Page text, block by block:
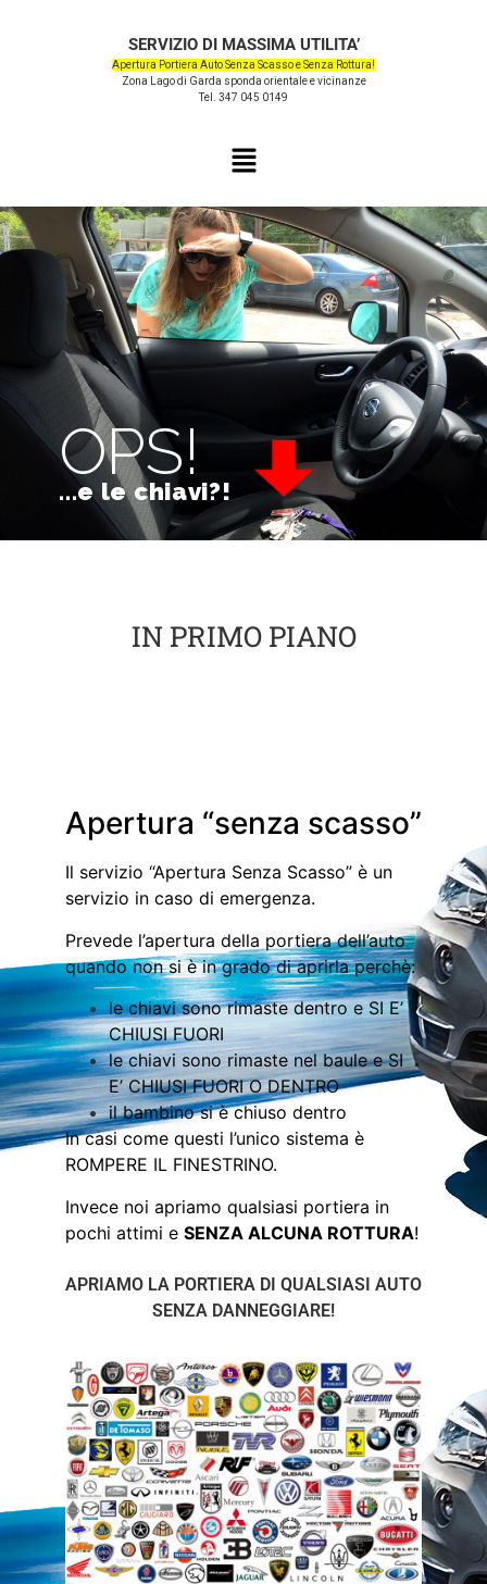
SERVIZIO DI MASSIMA UTILITA’
Apertura Portiera Auto Senza Scasso e Senza Rottura!
Zona Lago di Garda sponda orientale e vicinanze
Tel. 347 045 0149
OPS!
...e le chiavi?!
IN PRIMO PIANO
Apertura “senza scasso”
Il servizio “Apertura Senza Scasso” è un
servizio in caso di emergenza.
Prevede l’apertura della portiera dell’auto
quando non si è in grado di aprirla perchè:
le chiavi sono rimaste dentro e SI E’
CHIUSI FUORI
le chiavi sono rimaste nel baule e SI
E’ CHIUSI FUORI O DENTRO
il bambino si è chiuso dentro
In casi come questi l’unico sistema è
ROMPERE IL FINESTRINO.
Invece noi apriamo qualsiasi portiera in
pochi attimi e SENZA ALCUNA ROTTURA!
APRIAMO LA PORTIERA DI QUALSIASI AUTO
SENZA DANNEGGIARE!